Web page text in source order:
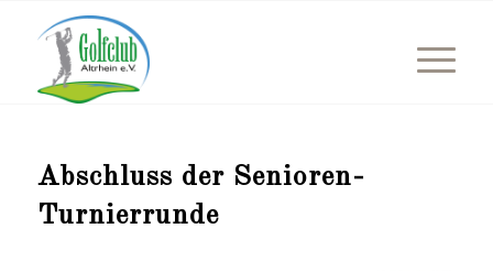
Abschluss der Senioren-
Turnierrunde